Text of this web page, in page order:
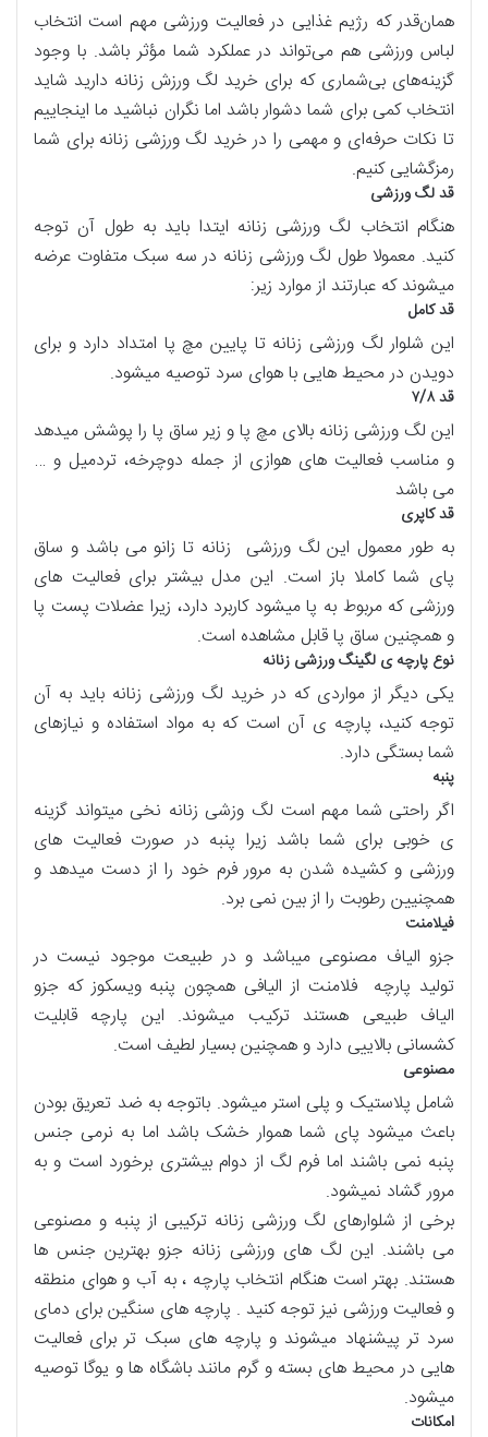
همان‌قدر که رژیم غذایی در فعالیت ورزشی مهم است انتخاب
لباس ورزشی هم می‌تواند در عملکرد شما مؤثر باشد. با وجود
گزینه‌های بی‌شماری که برای خرید لگ ورزش زنانه دارید شاید
انتخاب کمی برای شما دشوار باشد اما نگران نباشید ما اینجاییم
تا نکات حرفه‌ای و مهمی را در خرید لگ ورزشی زنانه برای شما
رمزگشایی کنیم.
قد لگ ورزشی
هنگام انتخاب لگ ورزشی زنانه ایتدا باید به طول آن توجه
کنید. معمولا طول لگ ورزشی زنانه در سه سبک متفاوت عرضه
میشوند که عبارتند از موارد زیر:
قد کامل
این شلوار لگ ورزشی زنانه تا پایین مچ پا امتداد دارد و برای
دویدن در محیط هایی با هوای سرد توصیه میشود.
قد ۷/۸
این لگ ورزشی زنانه بالای مچ پا و زیر ساق پا را پوشش میدهد
و مناسب فعالیت های هوازی از جمله دوچرخه، تردمیل و …
می باشد
قد کاپری
به طور معمول این لگ ورزشی زنانه تا زانو می باشد و ساق
پای شما کاملا باز است. این مدل بیشتر برای فعالیت های
ورزشی که مربوط به پا میشود کاربرد دارد، زیرا عضلات پست پا
و همچنین ساق پا قابل مشاهده است.
نوع پارچه ی لگینگ ورزشی زنانه
یکی دیگر از مواردی که در خرید لگ ورزشی زنانه باید به آن
توجه کنید، پارچه ی آن است که به مواد استفاده و نیازهای
شما بستگی دارد.
پنبه
اگر راحتی شما مهم است لگ وزشی زنانه نخی میتواند گزینه
ی خوبی برای شما باشد زیرا پنبه در صورت فعالیت های
ورزشی و کشیده شدن به مرور فرم خود را از دست میدهد و
همچنیین رطوبت را از بین نمی برد.
فیلامنت
جزو الیاف مصنوعی میباشد و در طبیعت موجود نیست در
تولید پارچه فلامنت از الیافی همچون پنبه ویسکوز که جزو
الیاف طبیعی هستند ترکیب میشوند. این پارچه قابلیت
کشسانی بالاییی دارد و همچنین بسیار لطیف است.
مصنوعی
شامل پلاستیک و پلی استر میشود. باتوجه به ضد تعریق بودن
باعث میشود پای شما هموار خشک باشد اما به نرمی جنس
پنبه نمی باشند اما فرم لگ از دوام بیشتری برخورد است و به
مرور گشاد نمیشود.
برخی از شلوارهای لگ ورزشی زنانه ترکیبی از پنبه و مصنوعی
می باشند. این لگ های ورزشی زنانه جزو بهترین جنس ها
هستند. بهتر است هنگام انتخاب پارچه ، به آب و هوای منطقه
و فعالیت ورزشی نیز توجه کنید . پارچه های سنگین برای دمای
سرد تر پیشنهاد میشوند و پارچه های سبک تر برای فعالیت
هایی در محیط های بسته و گرم مانند باشگاه ها و یوگا توصیه
میشود.
امکانات